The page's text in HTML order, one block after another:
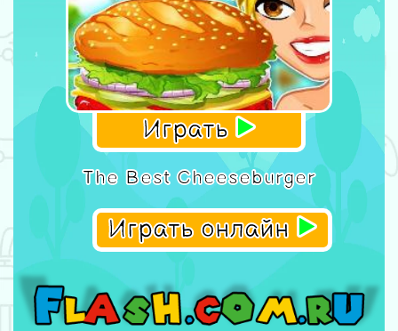
Играть
The Best Cheeseburger
Играть онлайн